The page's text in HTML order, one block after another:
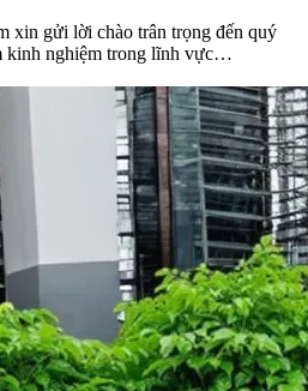
xin gửi lời chào trân trọng đến quý
kinh nghiệm trong lĩnh vực…